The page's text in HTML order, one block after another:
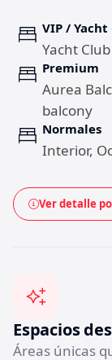
VIP / Yacht
Yacht
Premium
Aurea
balcony
Normales
Interior,
Ver detalle
Espacios
Áreas únicas